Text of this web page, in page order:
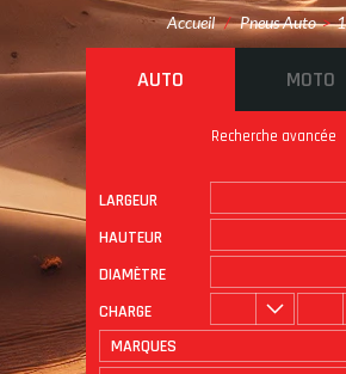
Accueil / Pneus Auto >
AUTO MOTO
Recherche avancée
LARGEUR
HAUTEUR
DIAMÈTRE
CHARGE
MARQUES